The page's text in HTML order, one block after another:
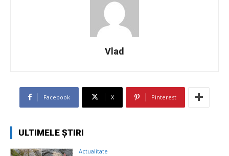
Vlad
Facebook X Pinterest
ULTIMELE ȘTIRI
Actualitate